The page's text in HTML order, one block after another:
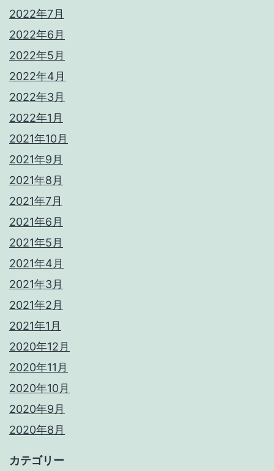
2022年7月
2022年6月
2022年5月
2022年4月
2022年3月
2022年1月
2021年10月
2021年9月
2021年8月
2021年7月
2021年6月
2021年5月
2021年4月
2021年3月
2021年2月
2021年1月
2020年12月
2020年11月
2020年10月
2020年9月
2020年8月
カテゴリー